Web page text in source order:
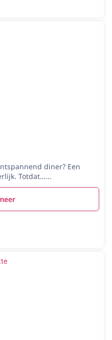
diner? Een
Totdat…...